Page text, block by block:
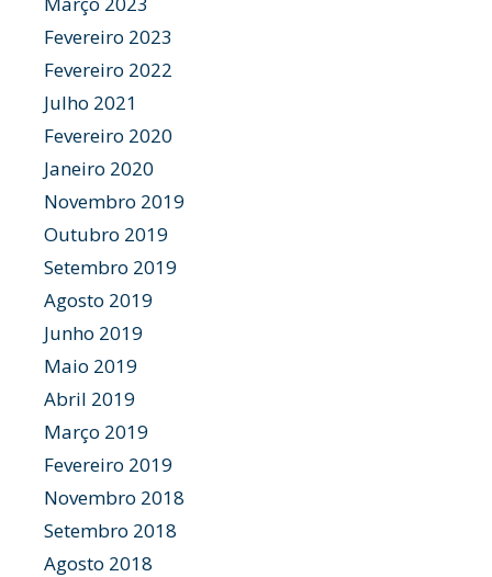
Fevereiro 2023
Fevereiro 2022
Julho 2021
Fevereiro 2020
Janeiro 2020
Novembro 2019
Outubro 2019
Setembro 2019
Agosto 2019
Junho 2019
Maio 2019
Abril 2019
Março 2019
Fevereiro 2019
Novembro 2018
Setembro 2018
Agosto 2018